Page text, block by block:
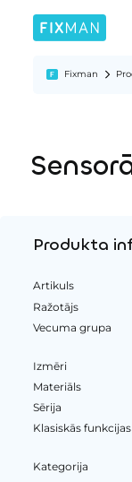
Fixman
Produkta
Artikuls
Ražotājs
Vecuma grupa
Izmēri
Materiāls
Sērija
Klasiskās funkcijas
Kategorija